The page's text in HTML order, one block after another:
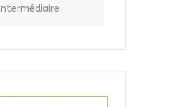
Intermédiaire